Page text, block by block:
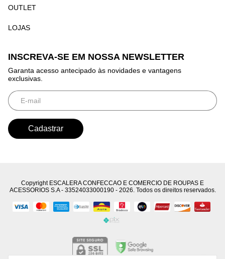
OUTLET
LOJAS
INSCREVA-SE EM NOSSA NEWSLETTER
Garanta acesso antecipado às novidades e vantagens
exclusivas.
Copyright ESCALERA CONFECCAO E COMERCIO DE ROUPAS E
ACESSORIOS S.A - 33524033000190 - 2026. Todos os direitos reservados.